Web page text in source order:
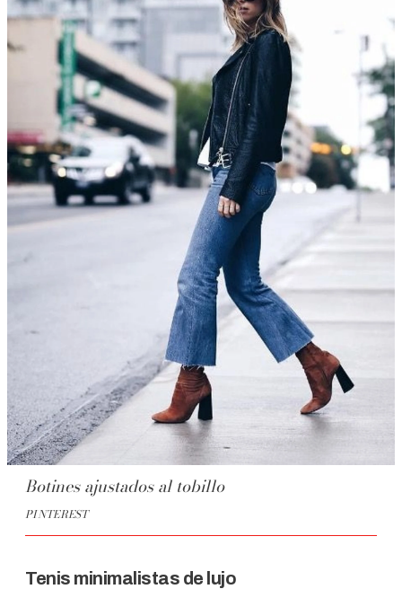
Botines ajustados al tobillo
PINTEREST
Tenis minimalistas de lujo